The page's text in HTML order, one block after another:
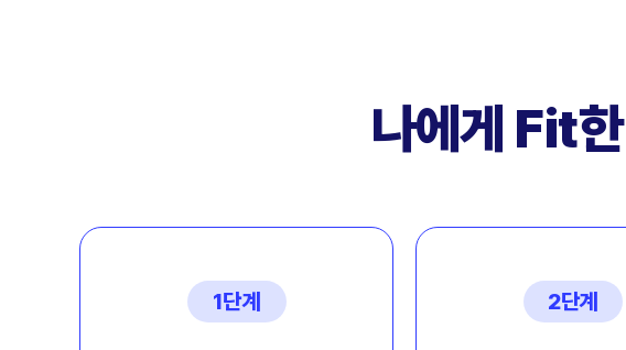
나에게 Fit한
1단계 2단계